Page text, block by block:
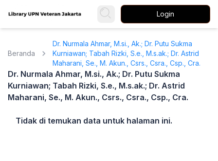
Login
Beranda
Dr. Nurmala Ahmar, M.si., Ak.; Dr. Putu Sukma
Kurniawan; Tabah Rizki, S.e., M.s.ak.; Dr. Astrid
Maharani, Se., M. Akun., Csrs., Csra., Csp., Cra.
Dr. Nurmala Ahmar, M.si., Ak.; Dr. Putu Sukma
Kurniawan; Tabah Rizki, S.e., M.s.ak.; Dr. Astrid
Maharani, Se., M. Akun., Csrs., Csra., Csp., Cra.
Tidak di temukan data untuk halaman ini.